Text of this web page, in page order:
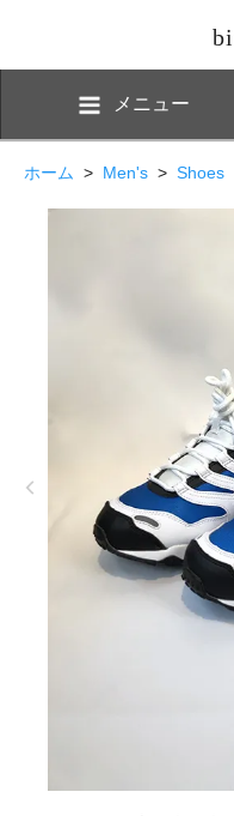
メニュー
ホーム > Men's > Shoes